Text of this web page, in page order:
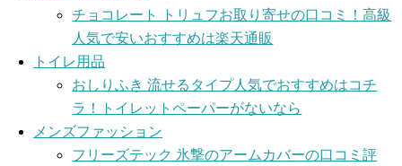
チョコレート トリュフお取り寄せの口コミ！高級
人気で安いおすすめは楽天通販
トイレ用品
おしりふき 流せるタイプ人気でおすすめはコチ
ラ！トイレットペーパーがないなら
メンズファッション
フリーズテック 氷撃のアームカバーの口コミ評